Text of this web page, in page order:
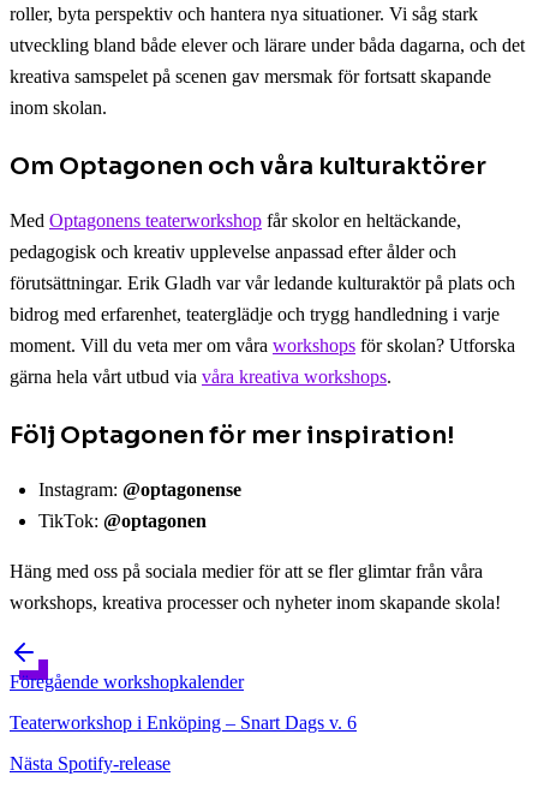
roller, byta perspektiv och hantera nya situationer. Vi såg stark
utveckling bland både elever och lärare under båda dagarna, och det
kreativa samspelet på scenen gav mersmak för fortsatt skapande
inom skolan.
Om Optagonen och våra kulturaktörer
Med Optagonens teaterworkshop får skolor en heltäckande,
pedagogisk och kreativ upplevelse anpassad efter ålder och
förutsättningar. Erik Gladh var vår ledande kulturaktör på plats och
bidrog med erfarenhet, teaterglädje och trygg handledning i varje
moment. Vill du veta mer om våra workshops för skolan? Utforska
gärna hela vårt utbud via våra kreativa workshops.
Följ Optagonen för mer inspiration!
Instagram: @optagonense
TikTok: @optagonen
Häng med oss på sociala medier för att se fler glimtar från våra
workshops, kreativa processer och nyheter inom skapande skola!
Föregående workshopkalender
Teaterworkshop i Enköping – Snart Dags v. 6
Nästa Spotify-release